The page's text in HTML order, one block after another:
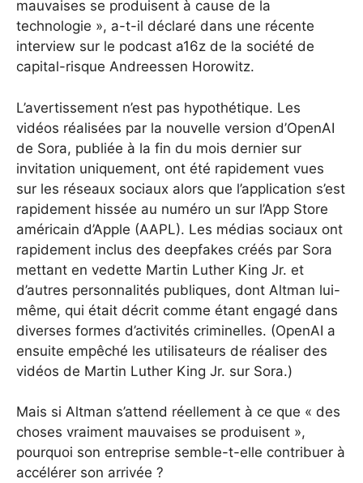
mauvaises se produisent à cause de la
technologie », a-t-il déclaré dans une récente
interview sur le podcast a16z de la société de
capital-risque Andreessen Horowitz.
L’avertissement n’est pas hypothétique. Les
vidéos réalisées par la nouvelle version d’OpenAI
de Sora, publiée à la fin du mois dernier sur
invitation uniquement, ont été rapidement vues
sur les réseaux sociaux alors que l’application s’est
rapidement hissée au numéro un sur l’App Store
américain d’Apple (AAPL). Les médias sociaux ont
rapidement inclus des deepfakes créés par Sora
mettant en vedette Martin Luther King Jr. et
d’autres personnalités publiques, dont Altman lui-
même, qui était décrit comme étant engagé dans
diverses formes d’activités criminelles. (OpenAI a
ensuite empêché les utilisateurs de réaliser des
vidéos de Martin Luther King Jr. sur Sora.)
Mais si Altman s’attend réellement à ce que « des
choses vraiment mauvaises se produisent »,
pourquoi son entreprise semble-t-elle contribuer à
accélérer son arrivée ?